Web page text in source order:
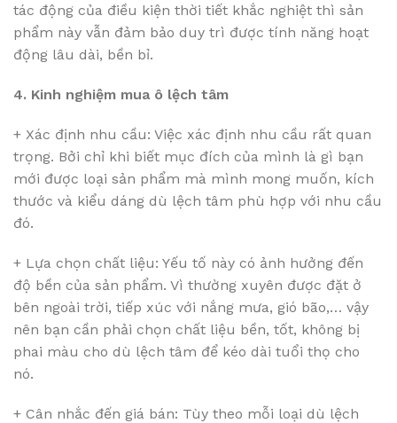
tác động của điều kiện thời tiết khắc nghiệt thì sản
phẩm này vẫn đảm bảo duy trì được tính năng hoạt
động lâu dài, bền bỉ.
4. Kinh nghiệm mua ô lệch tâm
+ Xác định nhu cầu: Việc xác định nhu cầu rất quan
trọng. Bởi chỉ khi biết mục đích của mình là gì bạn
mới được loại sản phẩm mà mình mong muốn, kích
thước và kiểu dáng dù lệch tâm phù hợp với nhu cầu
đó.
+ Lựa chọn chất liệu: Yếu tố này có ảnh hưởng đến
độ bền của sản phẩm. Vì thường xuyên được đặt ở
bên ngoài trời, tiếp xúc với nắng mưa, gió bão,… vậy
nên bạn cần phải chọn chất liệu bền, tốt, không bị
phai màu cho dù lệch tâm để kéo dài tuổi thọ cho
nó.
+ Cân nhắc đến giá bán: Tùy theo mỗi loại dù lệch